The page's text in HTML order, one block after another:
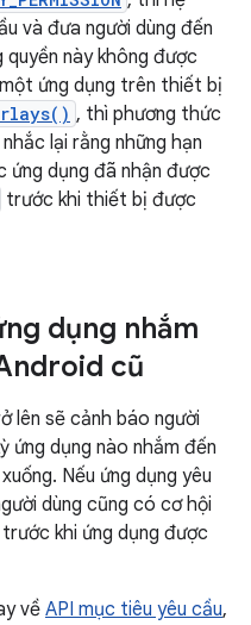
và đưa người dùng đến
này không được
ứng dụng trên thiết bị
, thì phương thức
lại rằng những hạn
ứng dụng đã nhận được
trước khi thiết bị được
dụng nhắm
cũ
lên sẽ cảnh báo người
ứng dụng nào nhắm đến
Nếu ứng dụng yêu
dùng cũng có cơ hội
khi ứng dụng được
về API mục tiêu yêu cầu,